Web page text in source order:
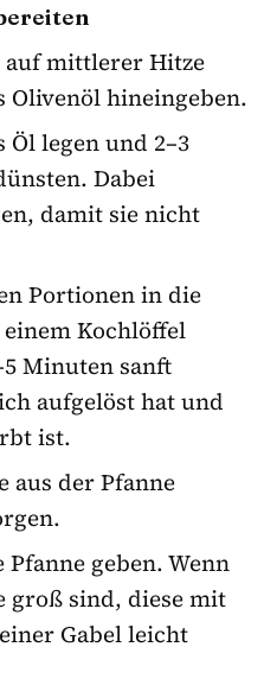
auf mittlerer Hitze
Olivenöl hineingeben.
Öl legen und 2–3
Dabei
damit sie nicht
Portionen in die
Kochlöffel
Minuten sanft
aufgelöst hat und
ist.
aus der Pfanne
geben. Wenn
groß sind, diese mit
Gabel leicht